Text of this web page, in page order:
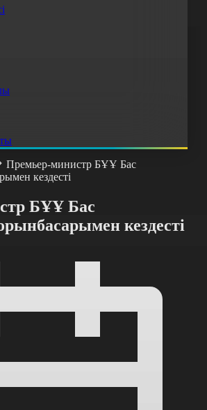
Премьер-министр БҰҰ Бас
кездесті
БҰҰ Бас
кездесті